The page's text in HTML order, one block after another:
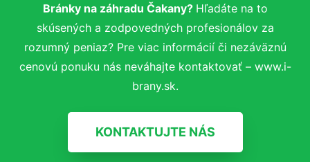
Bránky na záhradu Čakany? Hľadáte na to
skúsených a zodpovedných profesionálov za
rozumný peniaz? Pre viac informácií či nezáväznú
cenovú ponuku nás neváhajte kontaktovať – www.i-
brany.sk.
KONTAKTUJTE NÁS